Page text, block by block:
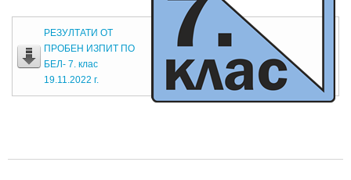
РЕЗУЛТАТИ ОТ
ПРОБЕН ИЗПИТ ПО
БЕЛ- 7. клас
19.11.2022 г.